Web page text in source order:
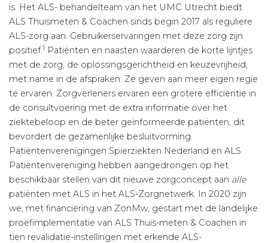
is. Het ALS- behandelteam van het UMC Utrecht biedt
ALS Thuismeten & Coachen sinds begin 2017 als reguliere
ALS-zorg aan. Gebruikerservaringen met deze zorg zijn
positief.1 Patiënten en naasten waarderen de korte lijntjes
met de zorg, de oplossingsgerichtheid en keuzevrijheid,
met name in de afspraken. Ze geven aan meer eigen regie
te ervaren. Zorgverleners ervaren een grotere efficiëntie in
de consultvoering met de extra informatie over het
ziektebeloop en de beter geïnformeerde patiënten, dit
bevordert de gezamenlijke besluitvorming.
Patiëntenverenigingen Spierziekten Nederland en ALS
Patiënten­vereniging hebben aangedrongen op het
beschikbaar stellen van dit nieuwe zorgconcept aan alle
patiënten met ALS in het ALS-Zorgnetwerk. In 2020 zijn
we, met financiering van ZonMw, gestart met de landelijke
proefimplementatie van ALS Thuis-meten & Coachen in
tien revalidatie-instellingen met erkende ALS-